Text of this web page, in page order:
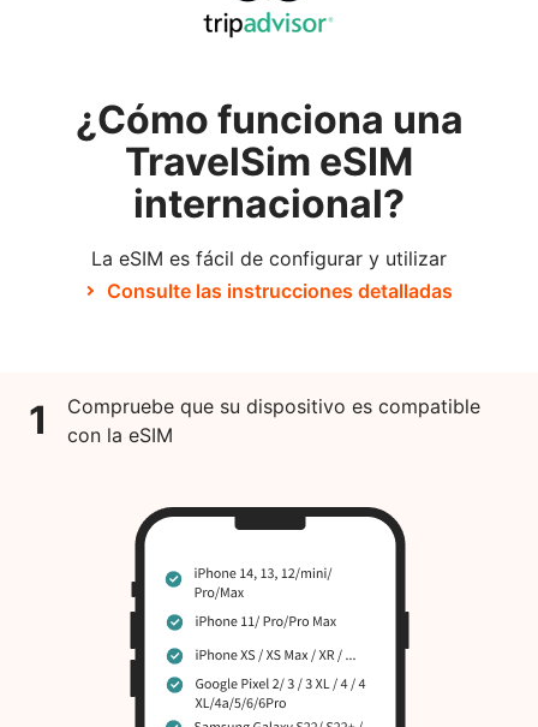
¿Cómo funciona una
TravelSim eSIM
internacional?
La eSIM es fácil de configurar y utilizar
Consulte las instrucciones detalladas
1
Compruebe que su dispositivo es compatible
con la eSIM